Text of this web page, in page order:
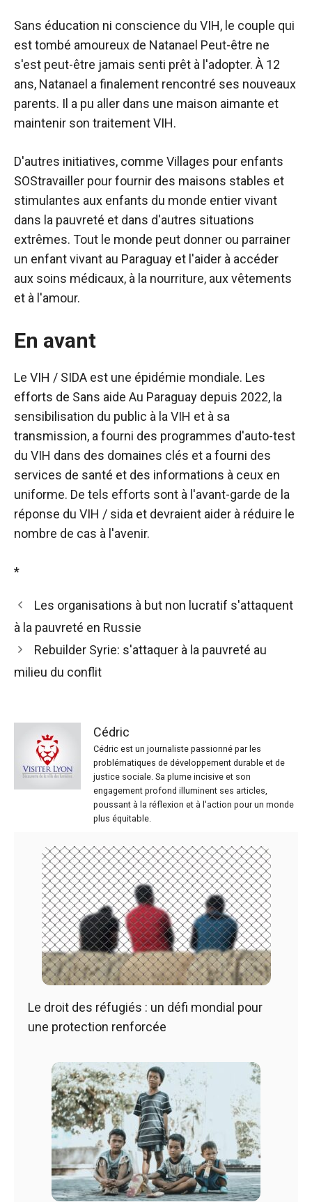
Sans éducation ni conscience du VIH, le couple qui
est tombé amoureux de Natanael Peut-être ne
s'est peut-être jamais senti prêt à l'adopter. À 12
ans, Natanael a finalement rencontré ses nouveaux
parents. Il a pu aller dans une maison aimante et
maintenir son traitement VIH.
D'autres initiatives, comme Villages pour enfants
SOStravailler pour fournir des maisons stables et
stimulantes aux enfants du monde entier vivant
dans la pauvreté et dans d'autres situations
extrêmes. Tout le monde peut donner ou parrainer
un enfant vivant au Paraguay et l'aider à accéder
aux soins médicaux, à la nourriture, aux vêtements
et à l'amour.
En avant
Le VIH / SIDA est une épidémie mondiale. Les
efforts de Sans aide Au Paraguay depuis 2022, la
sensibilisation du public à la VIH et à sa
transmission, a fourni des programmes d'auto-test
du VIH dans des domaines clés et a fourni des
services de santé et des informations à ceux en
uniforme. De tels efforts sont à l'avant-garde de la
réponse du VIH / sida et devraient aider à réduire le
nombre de cas à l'avenir.
*
Les organisations à but non lucratif s'attaquent
à la pauvreté en Russie
Rebuilder Syrie: s'attaquer à la pauvreté au
milieu du conflit
Cédric
Cédric est un journaliste passionné par les
problématiques de développement durable et de
justice sociale. Sa plume incisive et son
engagement profond illuminent ses articles,
poussant à la réflexion et à l'action pour un monde
plus équitable.
Le droit des réfugiés : un défi mondial pour
une protection renforcée